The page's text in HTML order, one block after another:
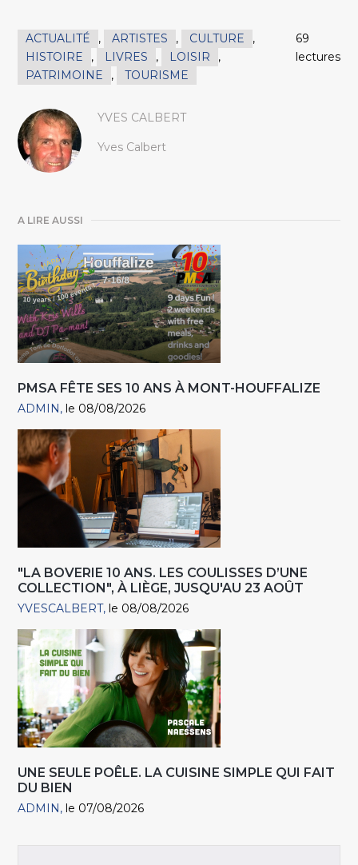
ACTUALITÉ , ARTISTES , CULTURE
,
HISTOIRE
, LIVRES , LOISIR
,
PATRIMOINE
, TOURISME
69
lectures
YVES CALBERT
Yves Calbert
A LIRE AUSSI
PMSA FÊTE SES 10 ANS À MONT-HOUFFALIZE
ADMIN le 08/08/2026
"LA BOVERIE 10 ANS. LES COULISSES D’UNE
COLLECTION", À LIÈGE, JUSQU'AU 23 AOÛT
YVESCALBERT le 08/08/2026
UNE SEULE POÊLE. LA CUISINE SIMPLE QUI FAIT
DU BIEN
ADMIN le 07/08/2026